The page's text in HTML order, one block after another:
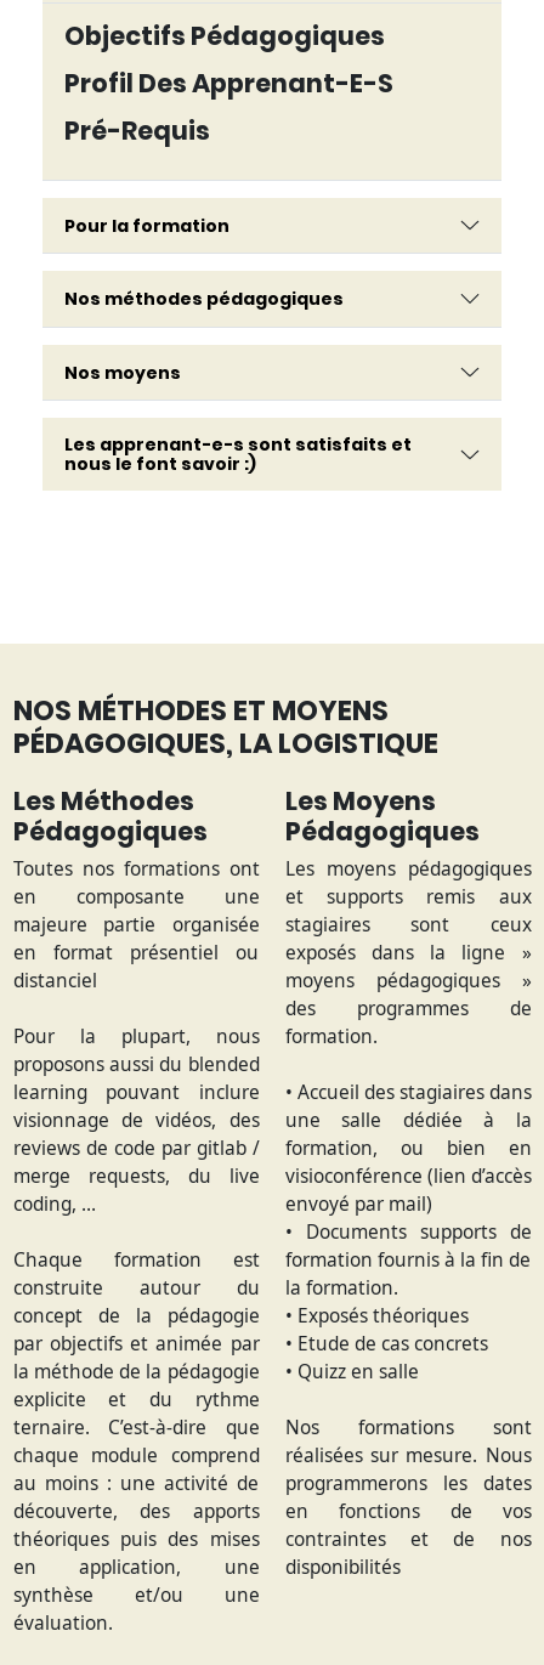
Objectifs Pédagogiques
Profil Des Apprenant-E-S
Pré-Requis
Pour la formation
Nos méthodes pédagogiques
Nos moyens
Les apprenant-e-s sont satisfaits et
nous le font savoir :)
NOS MÉTHODES ET MOYENS
PÉDAGOGIQUES, LA LOGISTIQUE
Les Méthodes
Pédagogiques
Toutes nos formations ont
en composante une
majeure partie organisée
en format présentiel ou
distanciel
Pour la plupart, nous
proposons aussi du blended
learning pouvant inclure
visionnage de vidéos, des
reviews de code par gitlab /
merge requests, du live
coding, …
Chaque formation est
construite autour du
concept de la pédagogie
par objectifs et animée par
la méthode de la pédagogie
explicite et du rythme
ternaire. C’est-à-dire que
chaque module comprend
au moins : une activité de
découverte, des apports
théoriques puis des mises
en application, une
synthèse et/ou une
évaluation.
Les Moyens
Pédagogiques
Les moyens pédagogiques
et supports remis aux
stagiaires sont ceux
exposés dans la ligne »
moyens pédagogiques »
des programmes de
formation.
• Accueil des stagiaires dans
une salle dédiée à la
formation, ou bien en
visioconférence (lien d’accès
envoyé par mail)
• Documents supports de
formation fournis à la fin de
la formation.
• Exposés théoriques
• Etude de cas concrets
• Quizz en salle
Nos formations sont
réalisées sur mesure. Nous
programmerons les dates
en fonctions de vos
contraintes et de nos
disponibilités